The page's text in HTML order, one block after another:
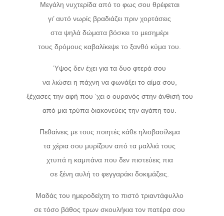
Μεγάλη νυχτερίδα από το φως σου θρέφεται
γι’ αυτό νωρίς βραδιάζει πριν χορτάσεις
στα ψηλά δώματα βόσκει το μεσημέρι
τους δρόμους καβαλίκεψε το ξανθό κύμα του.
Ύψος δεν έχει για τα δυο φτερά σου
να λιώσει η πάχνη να φωνάξει το αίμα σου,
ξέχασες την αφή που ‘χει ο ουρανός στην άνθισή του
από μια τρύπα διακονεύεις την αγάπη του.
Πεθαίνεις με τους ποιητές κάθε ηλιοβασίλεμα
τα χέρια σου μυρίζουν από τα μαλλιά τους
χτυπά η καμπάνα που δεν πιστεύεις πια
σε ξένη αυλή το φεγγαράκι δοκιμάζεις.
Μαδάς του ημεροδείχτη το πιστό τριαντάφυλλο
σε τόσο βάθος τρων σκουλήκια τον πατέρα σου